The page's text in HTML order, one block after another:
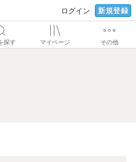
ログイン 新規登録
探す マイページ その他